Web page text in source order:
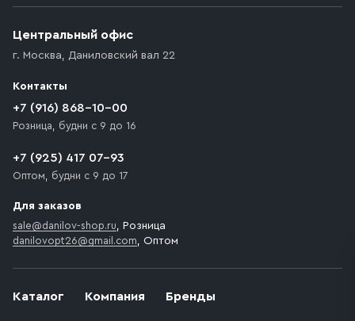
Каталог Компания Бренды
Центральный офис
г. Москва, Даниловский вал 22
Контакты
+7 (916) 868-10-00
Розница, будни с 9 до 16
+7 (925) 417 07-93
Оптом, будни с 9 до 17
Для заказов
sale@danilov-shop.ru, Розница
danilovopt26@gmail.com, Оптом